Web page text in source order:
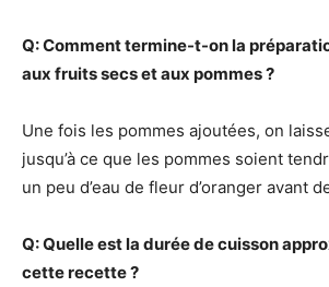
Q: Comment termine-t-on la
aux fruits secs et aux pommes ?
Une fois les pommes ajoutées, on
jusqu’à ce que les pommes soient
un peu d’eau de fleur d’oranger avant
Q: Quelle est la durée de cuisson
cette recette ?